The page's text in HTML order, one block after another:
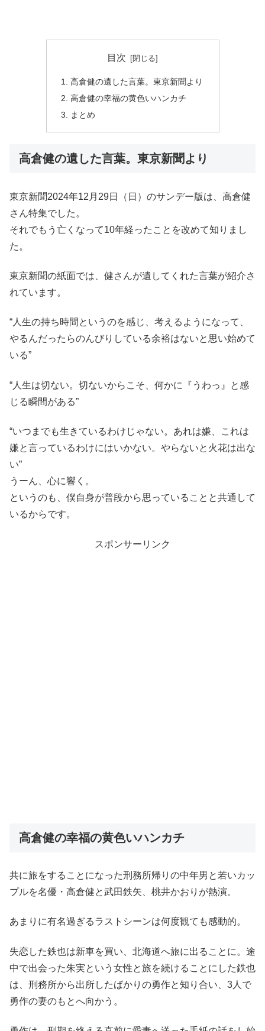
目次
高倉健の遺した言葉。東京新聞より
高倉健の幸福の黄色いハンカチ
まとめ
高倉健の遺した言葉。東京新聞より
東京新聞2024年12月29日（日）のサンデー版は、高倉健
さん特集でした。
それでもう亡くなって10年経ったことを改めて知りまし
た。
東京新聞の紙面では、健さんが遺してくれた言葉が紹介さ
れています。
“人生の持ち時間というのを感じ、考えるようになって、
やるんだったらのんびりしている余裕はないと思い始めて
いる”
“人生は切ない。切ないからこそ、何かに『うわっ』と感
じる瞬間がある”
“いつまでも生きているわけじゃない。あれは嫌、これは
嫌と言っているわけにはいかない。やらないと火花は出な
い”
うーん、心に響く。
というのも、僕自身が普段から思っていることと共通して
いるからです。
スポンサーリンク
高倉健の幸福の黄色いハンカチ
共に旅をすることになった刑務所帰りの中年男と若いカッ
プルを名優・高倉健と武田鉄矢、桃井かおりが熱演。
あまりに有名過ぎるラストシーンは何度観ても感動的。
失恋した鉄也は新車を買い、北海道へ旅に出ることに。途
中で出会った朱実という女性と旅を続けることにした鉄也
は、刑務所から出所したばかりの勇作と知り合い、3人で
勇作の妻のもとへ向かう。